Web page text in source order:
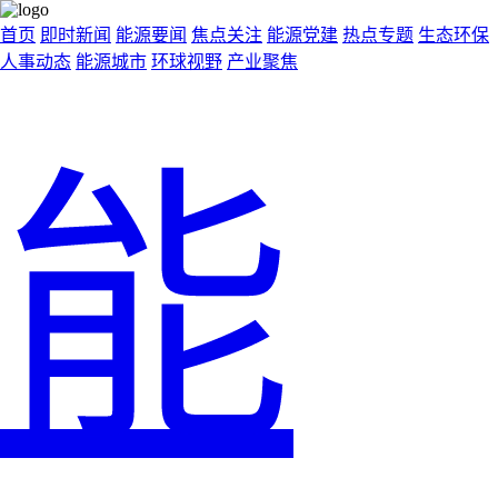
首页 即时新闻 能源要闻 焦点关注 能源党建 热点专题 生态环保
人事动态 能源城市 环球视野 产业聚焦
能